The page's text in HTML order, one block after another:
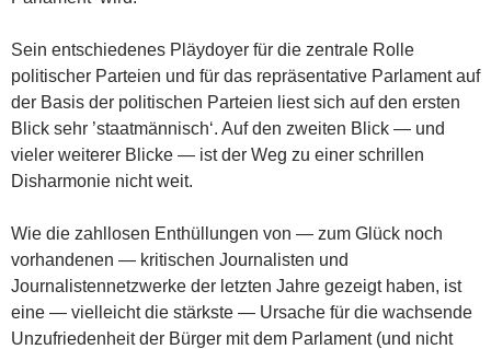
Sein entschiedenes Pläydoyer für die zentrale Rolle
politischer Parteien und für das repräsentative Parlament auf
der Basis der politischen Parteien liest sich auf den ersten
Blick sehr ’staatmännisch‘. Auf den zweiten Blick — und
vieler weiterer Blicke — ist der Weg zu einer schrillen
Disharmonie nicht weit.
Wie die zahllosen Enthüllungen von — zum Glück noch
vorhandenen — kritischen Journalisten und
Journalistennetzwerke der letzten Jahre gezeigt haben, ist
eine — vielleicht die stärkste — Ursache für die wachsende
Unzufriedenheit der Bürger mit dem Parlament (und nicht